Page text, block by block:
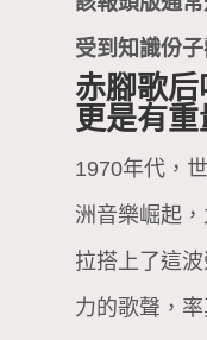
受到知識份
赤腳歌后
更是有
1970年代，
洲音樂崛起
拉搭上了這
力的歌聲，